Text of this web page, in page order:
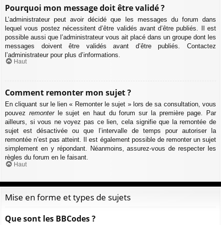
Pourquoi mon message doit être validé ?
L’administrateur peut avoir décidé que les messages du forum dans
lequel vous postez nécessitent d’être validés avant d’être publiés. Il est
possible aussi que l’administrateur vous ait placé dans un groupe dont les
messages doivent être validés avant d’être publiés. Contactez
l’administrateur pour plus d’informations.
Haut
Comment remonter mon sujet ?
En cliquant sur le lien « Remonter le sujet » lors de sa consultation, vous
pouvez remonterle sujet en haut du forum sur la première page. Par
ailleurs, si vous ne voyez pas ce lien, cela signifie que la remontée de
sujet est désactivée ou que l’intervalle de temps pour autoriser la
remontée n’est pas atteint. Il est également possible de remonter un sujet
simplement en y répondant. Néanmoins, assurez-vous de respecter les
règles du forum en le faisant.
Haut
Mise en forme et types de sujets
Que sont les BBCodes ?